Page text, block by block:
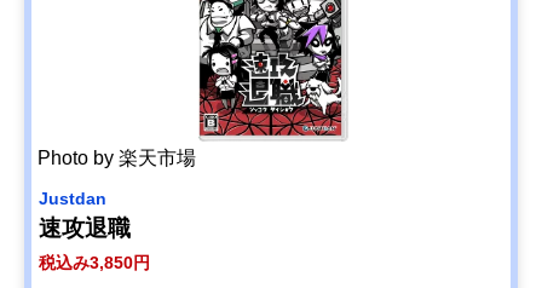
Photo by 楽天市場
Justdan
速攻退職
税込み3,850円